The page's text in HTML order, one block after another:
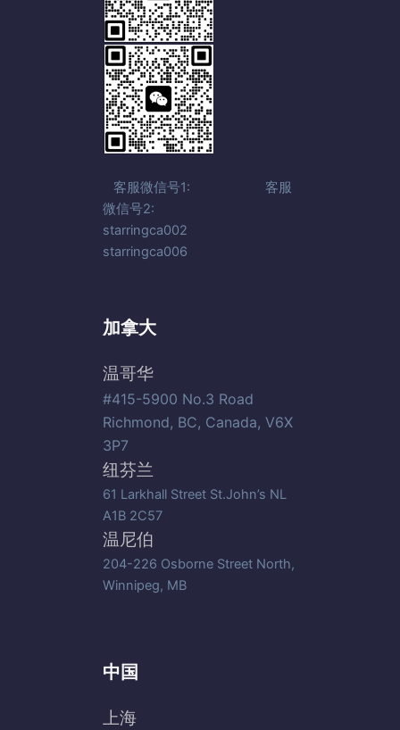
客服微信号1: 客服
微信号2:
starringca002
starringca006
加拿大
温哥华
#415-5900 No.3 Road
Richmond, BC, Canada, V6X
3P7
纽芬兰
61 Larkhall Street St.John’s NL
A1B 2C57
温尼伯
204-226 Osborne Street North,
Winnipeg, MB
中国
上海